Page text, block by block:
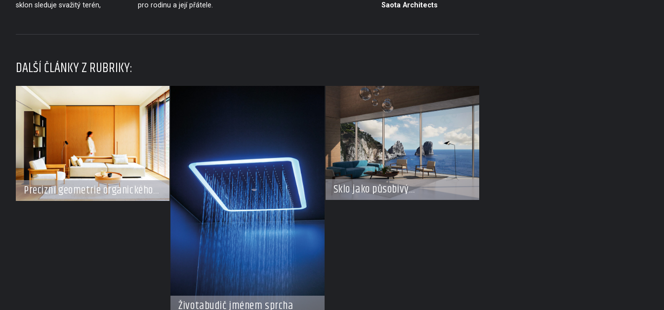
sklon sleduje svažitý terén,
pro rodinu a její přátele.
Saota Architects
DALŠÍ ČLÁNKY Z RUBRIKY:
Precizní geometrie organického
klidu
Životabudič jménem sprcha
Sklo jako působivý
architektonický materiál